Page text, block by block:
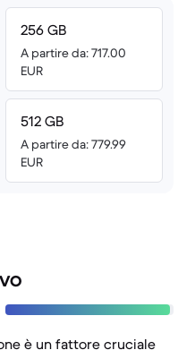
256 GB
A partire da: 717.00
EUR
512 GB
A partire da: 779.99
EUR
è un fattore cruciale